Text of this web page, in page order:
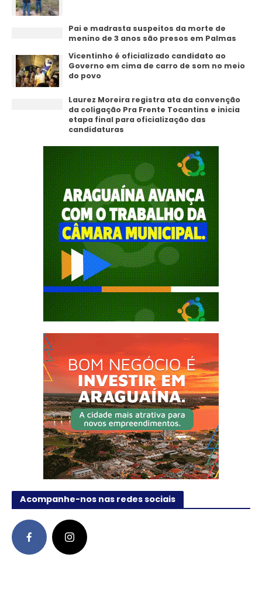
Pai e madrasta suspeitos da morte de
menino de 3 anos são presos em Palmas
Vicentinho é oficializado candidato ao
Governo em cima de carro de som no meio
do povo
Laurez Moreira registra ata da convenção
da coligação Pra Frente Tocantins e inicia
etapa final para oficialização das
candidaturas
Acompanhe-nos nas redes sociais